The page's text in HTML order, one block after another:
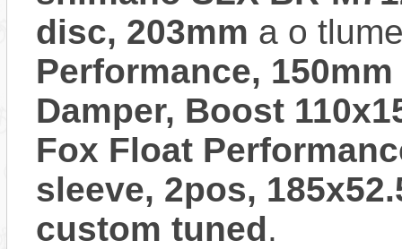
disc, 203mm a o
Performance,
Damper, Boost
Fox Float
sleeve, 2pos,
custom tuned.